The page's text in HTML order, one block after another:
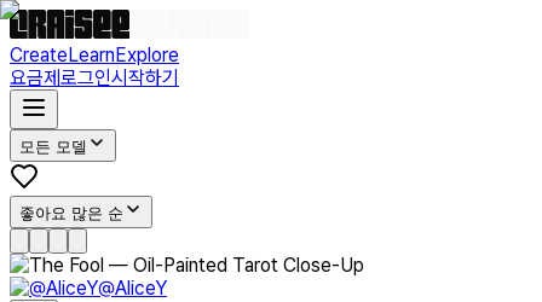
CreateLearnExplore
요금제로그인시작하기
모든 모델
좋아요 많은 순
@AliceY